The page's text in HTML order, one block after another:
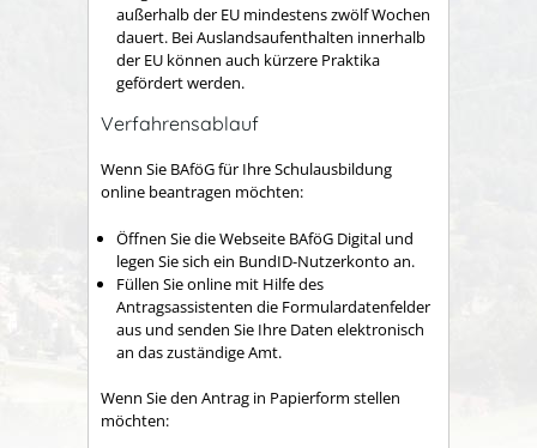
außerhalb der EU mindestens zwölf Wochen
dauert. Bei Auslandsaufenthalten innerhalb
der EU können auch kürzere Praktika
gefördert werden.
Verfahrensablauf
Wenn Sie BAföG für Ihre Schulausbildung
online beantragen möchten:
Öffnen Sie die Webseite BAföG Digital und
legen Sie sich ein BundID-Nutzerkonto an.
Füllen Sie online mit Hilfe des
Antragsassistenten die Formulardatenfelder
aus und senden Sie Ihre Daten elektronisch
an das zuständige Amt.
Wenn Sie den Antrag in Papierform stellen
möchten: